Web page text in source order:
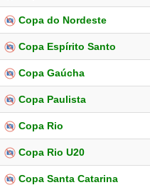
Copa do Nordeste
Copa Espírito Santo
Copa Gaúcha
Copa Paulista
Copa Rio
Copa Rio U20
Copa Santa Catarina